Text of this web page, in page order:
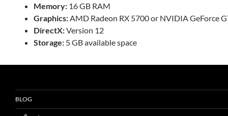
Memory: 16 GB RAM
Graphics: AMD Radeon RX 5700 or NVIDIA GeForce
DirectX:Version 12
Storage: 5 GB available space
BLOG